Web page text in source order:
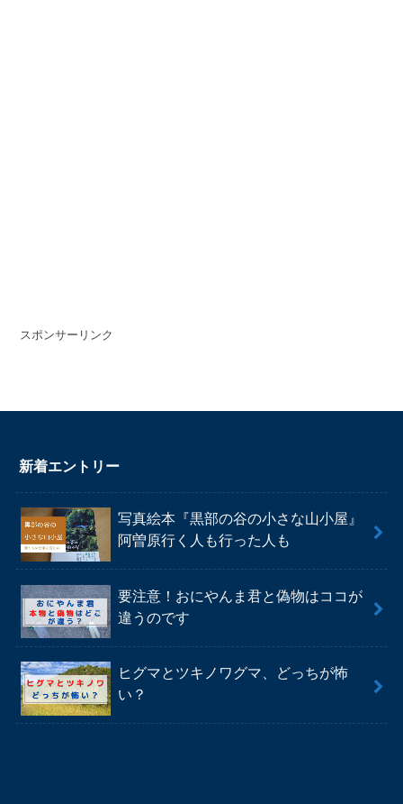
スポンサーリンク
新着エントリー
写真絵本『黒部の谷の小さな山小屋』
阿曽原行く人も行った人も
要注意！おにやんま君と偽物はココが
違うのです
ヒグマとツキノワグマ、どっちが怖
い？